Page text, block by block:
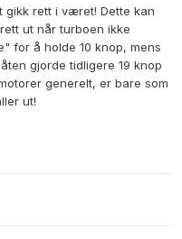
gikk rett i været! Dette kan
ut når turboen ikke
for å holde 10 knop, mens
gjorde tidligere 19 knop
generelt, er bare som
ut!